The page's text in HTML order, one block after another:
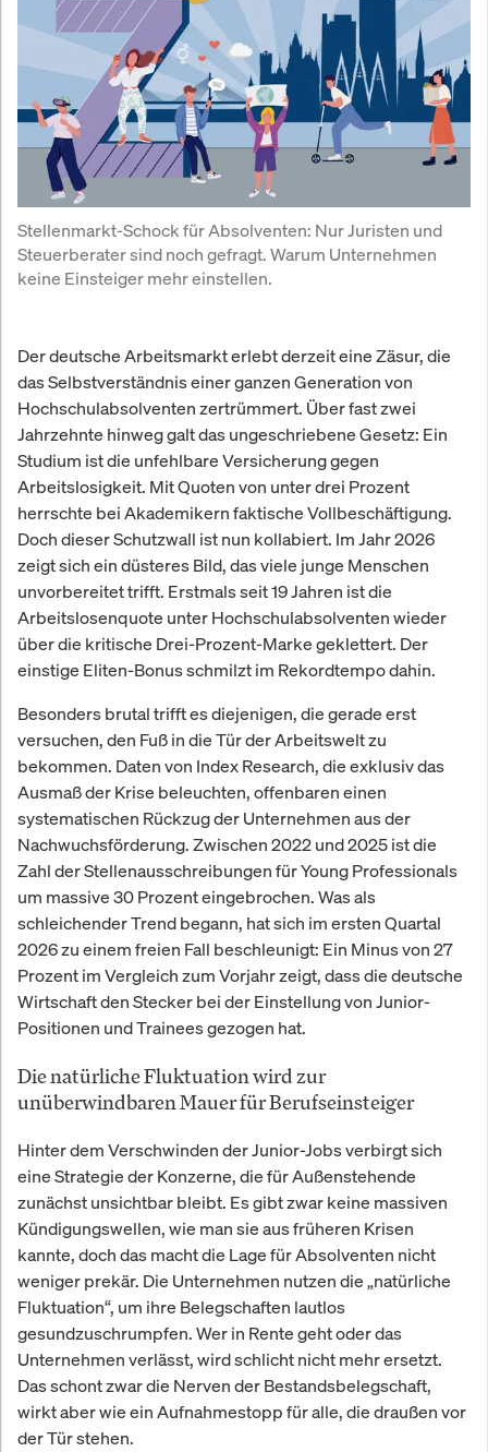
Stellenmarkt-Schock für Absolventen: Nur Juristen und
Steuerberater sind noch gefragt. Warum Unternehmen
keine Einsteiger mehr einstellen.
Der deutsche Arbeitsmarkt erlebt derzeit eine Zäsur, die
das Selbstverständnis einer ganzen Generation von
Hochschulabsolventen zertrümmert. Über fast zwei
Jahrzehnte hinweg galt das ungeschriebene Gesetz: Ein
Studium ist die unfehlbare Versicherung gegen
Arbeitslosigkeit. Mit Quoten von unter drei Prozent
herrschte bei Akademikern faktische Vollbeschäftigung.
Doch dieser Schutzwall ist nun kollabiert. Im Jahr 2026
zeigt sich ein düsteres Bild, das viele junge Menschen
unvorbereitet trifft. Erstmals seit 19 Jahren ist die
Arbeitslosenquote unter Hochschulabsolventen wieder
über die kritische Drei-Prozent-Marke geklettert. Der
einstige Eliten-Bonus schmilzt im Rekordtempo dahin.
Besonders brutal trifft es diejenigen, die gerade erst
versuchen, den Fuß in die Tür der Arbeitswelt zu
bekommen. Daten von Index Research, die exklusiv das
Ausmaß der Krise beleuchten, offenbaren einen
systematischen Rückzug der Unternehmen aus der
Nachwuchsförderung. Zwischen 2022 und 2025 ist die
Zahl der Stellenausschreibungen für Young Professionals
um massive 30 Prozent eingebrochen. Was als
schleichender Trend begann, hat sich im ersten Quartal
2026 zu einem freien Fall beschleunigt: Ein Minus von 27
Prozent im Vergleich zum Vorjahr zeigt, dass die deutsche
Wirtschaft den Stecker bei der Einstellung von Junior-
Positionen und Trainees gezogen hat.
Die natürliche Fluktuation wird zur
unüberwindbaren Mauer für Berufseinsteiger
Hinter dem Verschwinden der Junior-Jobs verbirgt sich
eine Strategie der Konzerne, die für Außenstehende
zunächst unsichtbar bleibt. Es gibt zwar keine massiven
Kündigungswellen, wie man sie aus früheren Krisen
kannte, doch das macht die Lage für Absolventen nicht
weniger prekär. Die Unternehmen nutzen die „natürliche
Fluktuation“, um ihre Belegschaften lautlos
gesundzuschrumpfen. Wer in Rente geht oder das
Unternehmen verlässt, wird schlicht nicht mehr ersetzt.
Das schont zwar die Nerven der Bestandsbelegschaft,
wirkt aber wie ein Aufnahmestopp für alle, die draußen vor
der Tür stehen.